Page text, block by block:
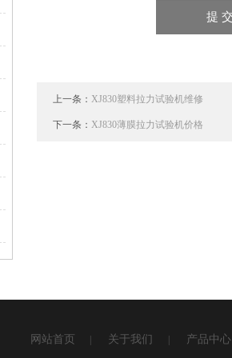
上一条：XJ830塑料拉力试验机维修
下一条：XJ830薄膜拉力试验机价格
网站首页 关于我们 产品中心